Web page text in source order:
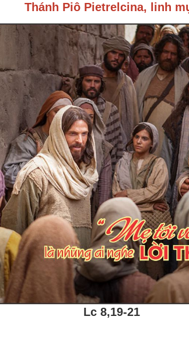
Thánh Piô Pietrelcina, linh
Lc 8,19-21